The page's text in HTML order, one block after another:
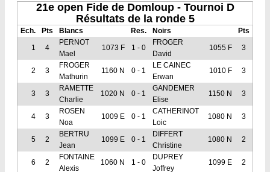
21e open Fide de Domloup - Tournoi D
Résultats de la ronde 5
Ech. Pts Blancs Res. Noirs
Pts
1
4
PERNOT
Mael
1073 F 1 - 0
FROGER
David
1055 F 3
2 3
FROGER
Mathurin
1160 N 0 - 1
LE CAINEC
Erwan
1010 F 3
3 3
RAMETTE
Charlie
1020 N 0 - 1
GANDEMER
Elise
1150 N 3
4 3
ROSEN
Noa
1009 E 0 - 1
CATHERINOT
Loic
1080 N 3
5 2
BERTRU
Jean
1099 E 0 - 1
DIFFERT
Christine
1080 N 2
6 2
FONTAINE
Alexis
1060 N 1 - 0
DUPREY
Joffrey
1099 E 2